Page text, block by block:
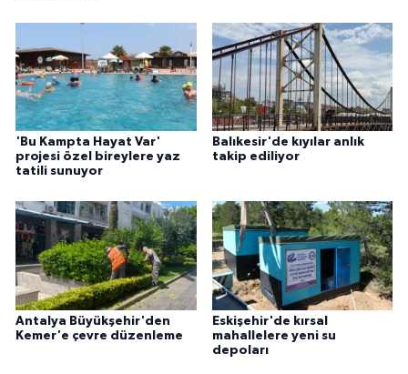
'Bu Kampta Hayat Var'
projesi özel bireylere yaz
tatili sunuyor
Balıkesir'de kıyılar anlık
takip ediliyor
Antalya Büyükşehir'den
Kemer'e çevre düzenleme
Eskişehir'de kırsal
mahallelere yeni su
depoları